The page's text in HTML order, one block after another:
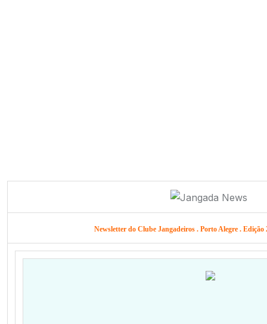
Newsletter do Clube Jangadeiros . Porto Alegre . Edição